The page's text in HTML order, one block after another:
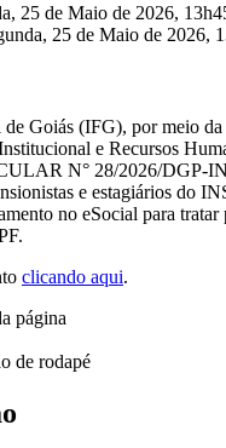
25 de Maio de 2026,
25 de Maio de 2026,
Goiás (IFG), por meio
e Recursos
N° 28/2026/DGP-
e estagiários do
no eSocial para tratar
clicando aqui.
página
de rodapé